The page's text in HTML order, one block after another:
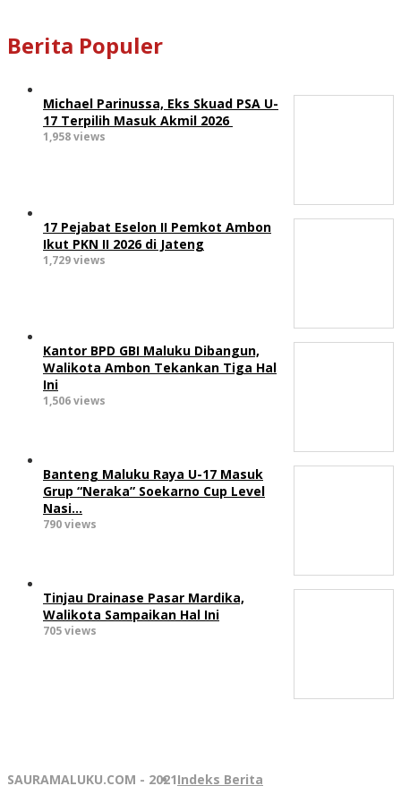
Berita Populer
Michael Parinussa, Eks Skuad PSA U-
17 Terpilih Masuk Akmil 2026
1,958 views
17 Pejabat Eselon II Pemkot Ambon
Ikut PKN II 2026 di Jateng
1,729 views
Kantor BPD GBI Maluku Dibangun,
Walikota Ambon Tekankan Tiga Hal
Ini
1,506 views
Banteng Maluku Raya U-17 Masuk
Grup “Neraka” Soekarno Cup Level
Nasi…
790 views
Tinjau Drainase Pasar Mardika,
Walikota Sampaikan Hal Ini
705 views
SAURAMALUKU.COM - 2021Indeks Berita